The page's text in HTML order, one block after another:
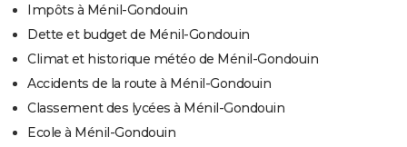
Impôts à Ménil-Gondouin
Dette et budget de Ménil-Gondouin
Climat et historique météo de Ménil-Gondouin
Accidents de la route à Ménil-Gondouin
Classement des lycées à Ménil-Gondouin
Ecole à Ménil-Gondouin